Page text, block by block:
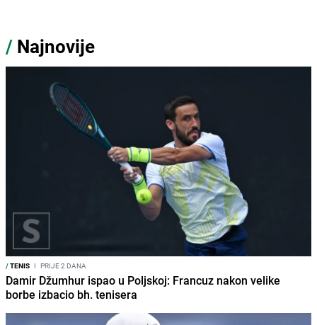
/ Najnovije
/TENIS I PRIJE 2 DANA
Damir Džumhur ispao u Poljskoj: Francuz nakon velike
borbe izbacio bh. tenisera